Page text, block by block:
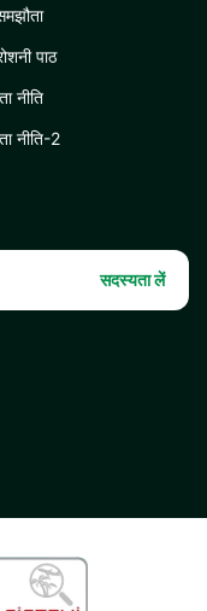
पाठ
नीति
नीति-2
सदस्यता लें